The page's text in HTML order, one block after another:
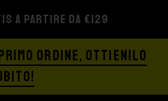
A PARTIRE DA €129
ORDINE, OTTIENILO